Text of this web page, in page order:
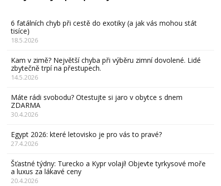
6 fatálních chyb při cestě do exotiky (a jak vás mohou stát
tisíce)
18.5.2026
Kam v zimě? Největší chyba při výběru zimní dovolené. Lidé
zbytečně trpí na přestupech.
14.5.2026
Máte rádi svobodu? Otestujte si jaro v obytce s dnem
ZDARMA
30.4.2026
Egypt 2026: které letovisko je pro vás to pravé?
27.4.2026
Šťastné týdny: Turecko a Kypr volají! Objevte tyrkysové moře
a luxus za lákavé ceny
20.4.2026